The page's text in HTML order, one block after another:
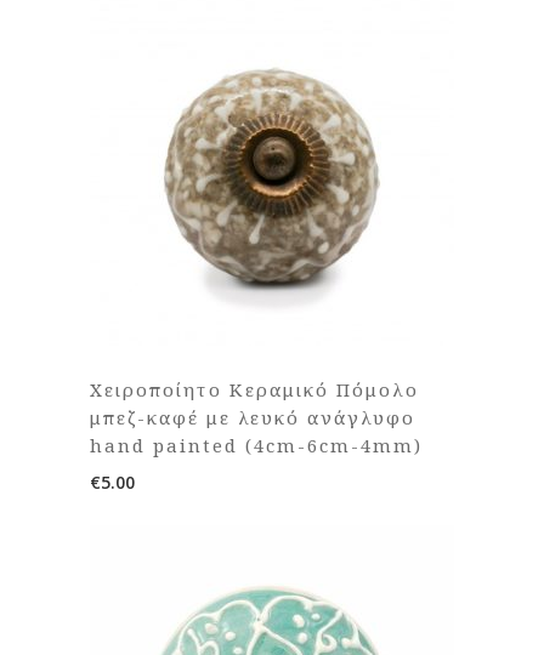
Χειροποίητο Κεραμικό Πόμολο
μπεζ-καφέ με λευκό ανάγλυφο
hand painted (4cm-6cm-4mm)
€5.00